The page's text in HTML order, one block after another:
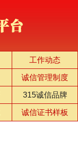
工作动态
诚信管理制度
315诚信品牌
诚信证书样板